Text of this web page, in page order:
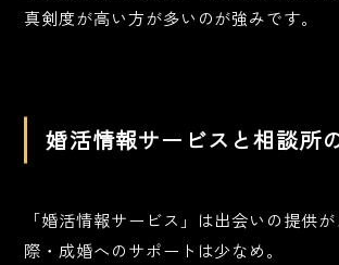
真剣度が高い方が多いのが強みです。
婚活情報サービスと相談所
「婚活情報サービス」は出会いの提供
際・成婚へのサポートは少なめ。